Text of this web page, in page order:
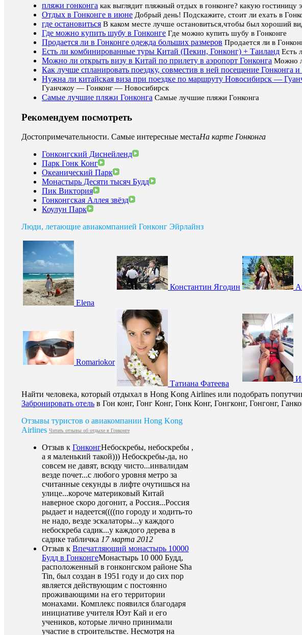
пляжи гонконга как выглядит пляжный отдых в гонконге? какую гостиницу
Отдых в Гонконге в июне Добрый день! Подскажите, стоит ли ехать в
где остановиться В каком месте лучше остановиться,чтобы был хороший
Где можно купить шубу в Гонконге Где можно купить шубу в Гонконге
Продается ли в Гонконге одежда больших размеров Продается ли в
Есть ли комбинированные туры Китай (Пекин, Гонконг) + Таиланд Есть
Можно ли открыть визу в Китай по прилету в аэропорт Гонконга Можно
Как лучше спланировать поездку, совместив в ней посещение Гонконга
Нужна ли китайская виза при поездке по маршруту Новосибирск —
Гуанчжоу — Гонконг — Новосибирск
Самые лучшие пляжи Гонконга Самые лучшие пляжи Гонконга
Рекомендуем посмотреть
Достопримечательности. Самые интересные местаНа карте Гонконга
Гонконгский Диснейленд
Парк Гонк Конг
Океанический Парк
Монастырь Десяти тысяч Будд
Пик Виктория
Гонконгская Аллея звёзд
Коулун Парк
Люди, летающие авиакомпанией Гонконг Эйрлайнз
Elena
Константин Ягодин
Romariokor
Татиана Фатеева
Найти человека, который отдыхал в Hong Kong Airlines или подобрать
Забронировать отель в Гон конг, Гонг Конг, Гонк Конг, Гонгконг, Гонгонг,
Отзывы туристов о авиакомпании Hong Kong
Airlines Читать отзывы об отдыхе в Гонконге
Отзыв к ГонконгНебоскребы, небоскребы ,
а я маленький такой))) Небоскребы-да, но
совсем не давят, всюду чисто...инвалидам
везде почет...с любого уровня метро за
считанные секунды в лифте очутишься на
улице...короче материковый Китай
наверное скоро догонит, а Россия...Россия
рыдает и надеется((((по городу и ходить-то
не надо, везде эскалаторы...у каждого
небоскреба садик...у каждого дерева в
садике табличка 17 марта 2012
Отзыв к Впечатляющий монастырь 10000
Будд в ГонконгеМонастырь 10 000 Будд,
расположенный в гонконгском районе Sha
Tin, был создан в 1951 году и до сих пор
является действующим с постоянно
проживающими на его территории
монахами. Комплекс появился благодаря
инициативе учителя Юэт Кай и его
учеников, которые лично принимали
участие в строительстве. Несмотря на